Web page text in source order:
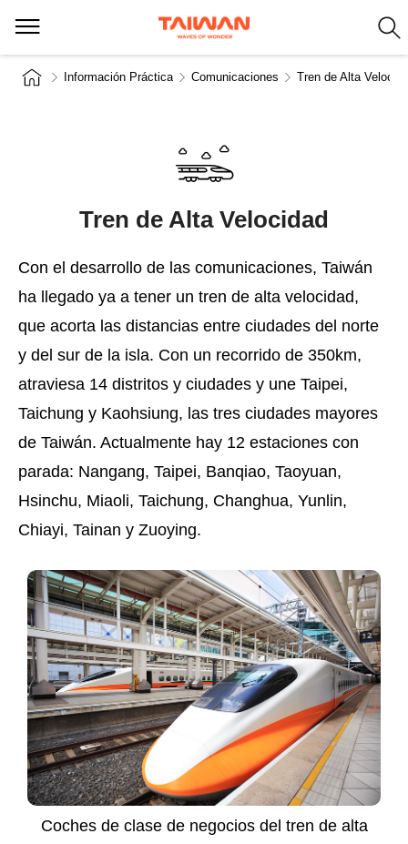
Información Práctica Comunicaciones Tren de Alta
Tren de Alta Velocidad
Con el desarrollo de las comunicaciones, Taiwán
ha llegado ya a tener un tren de alta velocidad,
que acorta las distancias entre ciudades del norte
y del sur de la isla. Con un recorrido de 350km,
atraviesa 14 distritos y ciudades y une Taipei,
Taichung y Kaohsiung, las tres ciudades mayores
de Taiwán. Actualmente hay 12 estaciones con
parada: Nangang, Taipei, Banqiao, Taoyuan,
Hsinchu, Miaoli, Taichung, Changhua, Yunlin,
Chiayi, Tainan y Zuoying.
Coches de clase de negocios del tren de alta